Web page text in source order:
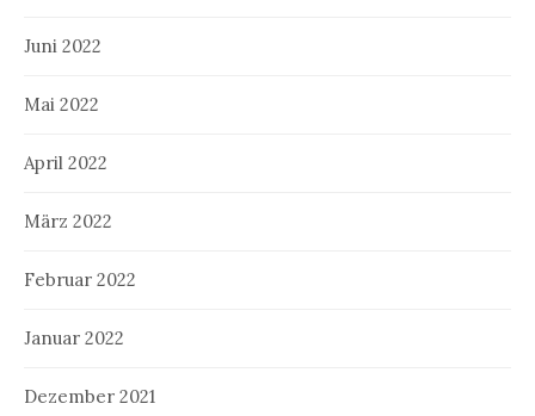
Juni 2022
Mai 2022
April 2022
März 2022
Februar 2022
Januar 2022
Dezember 2021